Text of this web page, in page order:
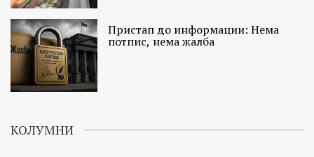
Пристап до информации: Нема
потпис, нема жалба
КОЛУМНИ